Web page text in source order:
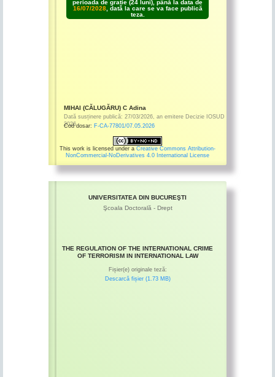
perioada de grație (24 luni), până la data de
16/07/2028, dată la care se va face publică
teza.
MIHAI (CĂLUGĂRU) C Adina
Dată susținere publică: 27/03/2026 an emitere Decizie IOSUD
2026
Cod dosar: F-CA-77801/07.05.2026
This work is licensed under a Creative Commons Attribution-
NonCommercial-NoDerivatives 4.0 International License
UNIVERSITATEA DIN BUCUREŞTI
Şcoala Doctorală - Drept
THE REGULATION OF THE INTERNATIONAL CRIME
OF TERRORISM IN INTERNATIONAL LAW
Fișier(e) originale teză:
Descarcă fișier (1.73 MB)